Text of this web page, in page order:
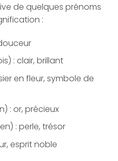
de quelques prénoms
:
: clair, brillant
en fleur, symbole de
: or, précieux
: perle, trésor
esprit noble